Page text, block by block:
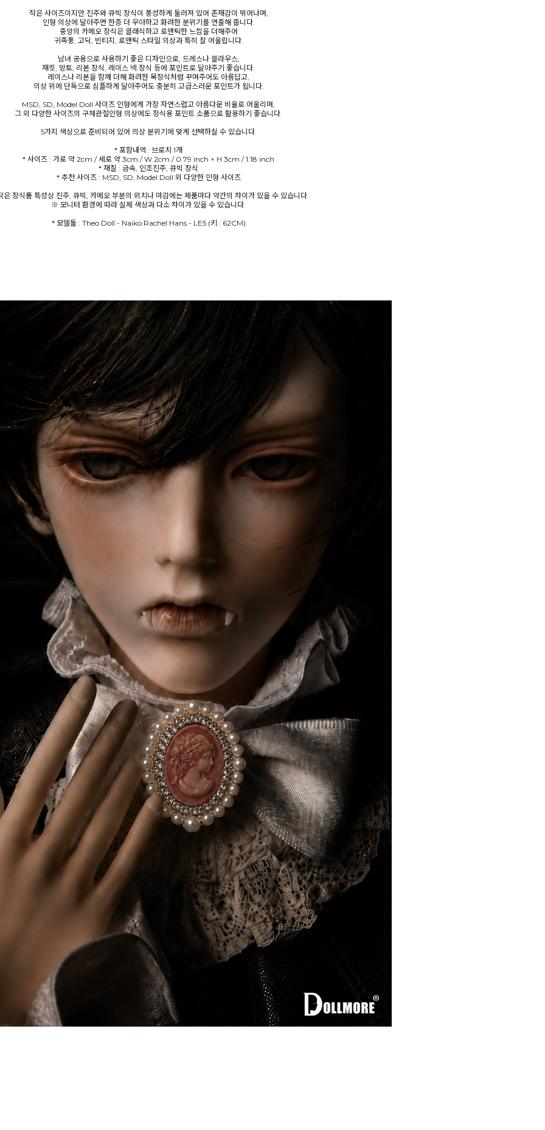
작은 사이즈이지만 진주와 큐빅 장식이 풍성하게 둘러져 있어 존재감이 뛰어나며,
인형 의상에 달아주면 한층 더 우아하고 화려한 분위기를 연출해 줍니다.
중앙의 카메오 장식은 클래식하고 로맨틱한 느낌을 더해주어
귀족풍, 고딕, 빈티지, 로맨틱 스타일 의상과 특히 잘 어울립니다.
남녀 공용으로 사용하기 좋은 디자인으로, 드레스나 블라우스,
재킷, 망토, 리본 장식, 레이스 넥 장식 등에 포인트로 달아주기 좋습니다.
레이스나 리본을 함께 더해 화려한 목장식처럼 꾸며주어도 아름답고,
의상 위에 단독으로 심플하게 달아주어도 충분히 고급스러운 포인트가 됩니다.
MSD, SD, Model Doll 사이즈 인형에게 가장 자연스럽고 아름다운 비율로 어울리며,
그 외 다양한 사이즈의 구체관절인형 의상에도 장식용 포인트 소품으로 활용하기 좋습니다.
5가지 색상으로 준비되어 있어 의상 분위기에 맞게 선택하실 수 있습니다.
* 포함내역 : 브로치 1개
* 사이즈 : 가로 약 2cm / 세로 약 3cm / W 2cm / 0.79 inch × H 3cm / 1.18 inch
* 재질 : 금속, 인조진주, 큐빅 장식
* 추천 사이즈 : MSD, SD, Model Doll 외 다양한 인형 사이즈
장식품 특성상 진주, 큐빅, 카메오 부분의 위치나 마감에는 제품마다 약간의 차이가 있을 수 있습니다.
※ 모니터 환경에 따라 실제 색상과 다소 차이가 있을 수 있습니다.
* 모델돌 : Theo Doll - Naiko Rachel Hans - LE5 (키 : 62CM)